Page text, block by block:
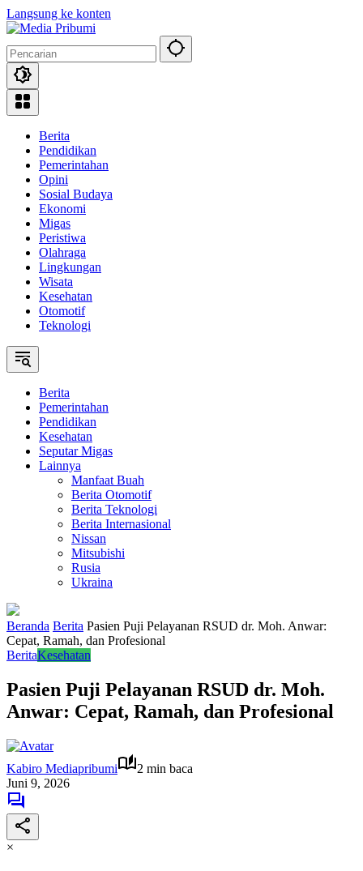
Langsung ke konten
Berita
Pendidikan
Pemerintahan
Opini
Sosial Budaya
Ekonomi
Migas
Peristiwa
Olahraga
Lingkungan
Wisata
Kesehatan
Otomotif
Teknologi
Berita
Pemerintahan
Pendidikan
Kesehatan
Seputar Migas
Lainnya
Manfaat Buah
Berita Otomotif
Berita Teknologi
Berita Internasional
Nissan
Mitsubishi
Rusia
Ukraina
Beranda Berita Pasien Puji Pelayanan RSUD dr. Moh. Anwar:
Cepat, Ramah, dan Profesional
BeritaKesehatan
Pasien Puji Pelayanan RSUD dr. Moh.
Anwar: Cepat, Ramah, dan Profesional
Kabiro Mediapribumi
2 min baca
Juni 9, 2026
×